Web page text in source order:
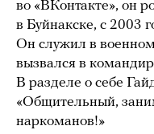
во «ВКонтакте», он
в Буйнакске, с 2003
Он служил в
вызвался в
В разделе о себе
«Общительный,
нaркомaнов!»